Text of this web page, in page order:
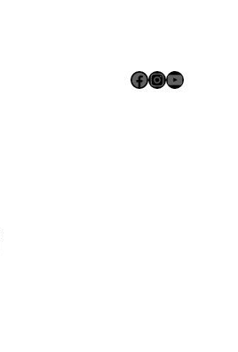
Facebook InstagramYouTube